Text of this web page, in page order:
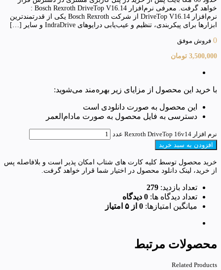
خواهد گرفت. معرفی نرم‌افزار Bosch Rexroth DriveTop V16.14 :
نرم‌افزار DriveTop V16.14 از شرکت Bosch Rexroth یکی از قدرتمندترین
ابزارها برای پیکربندی، تنظیم و عیب‌یابی درایوهای IndraDrive و سایر […]
0 فروش موفق
3,500,000 تومان
با خرید این محصول از مزایای زیر بهره‌مند می‌شوید:
این محصول به صورت دانلودی است
دسترسی به فایل محصول به صورت مادام‌العمر
نرم افزار Rexroth DriveTop 16v14 عدد
افزودن به سبد خرید
خرید محصول توسط کلیه کارت های شتاب امکان پذیر است و بلافاصله پس
از خرید، لینک دانلود محصول در اختیار شما قرار خواهد گرفت.
تعداد بازدید: 279
تعداد دیدگاه ها: 0 دیدگاه
میانگین امتیازها: 0 از ۵ امتیاز
محصولات مرتبط
Related Products